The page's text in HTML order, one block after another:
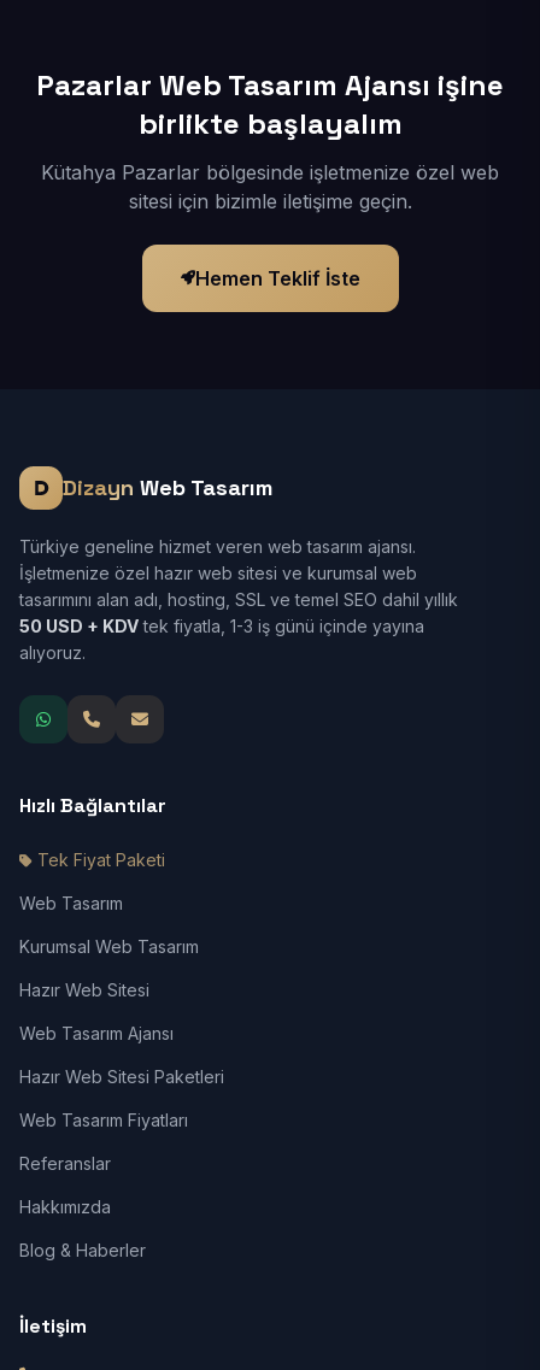
Pazarlar Web Tasarım Ajansı işine
birlikte başlayalım
Kütahya Pazarlar bölgesinde işletmenize özel web
sitesi için bizimle iletişime geçin.
Hemen Teklif İste
Dizayn Web Tasarım
Türkiye geneline hizmet veren web tasarım ajansı.
İşletmenize özel hazır web sitesi ve kurumsal web
tasarımını alan adı, hosting, SSL ve temel SEO dahil yıllık
50 USD + KDVtek fiyatla, 1-3 iş günü içinde yayına
alıyoruz.
Hızlı Bağlantılar
Tek Fiyat Paketi
Web Tasarım
Kurumsal Web Tasarım
Hazır Web Sitesi
Web Tasarım Ajansı
Hazır Web Sitesi Paketleri
Web Tasarım Fiyatları
Referanslar
Hakkımızda
Blog & Haberler
İletişim